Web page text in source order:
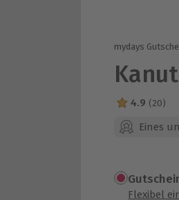
mydays
4.9 Sterne
4.9 (20)
Eines
Flexibel